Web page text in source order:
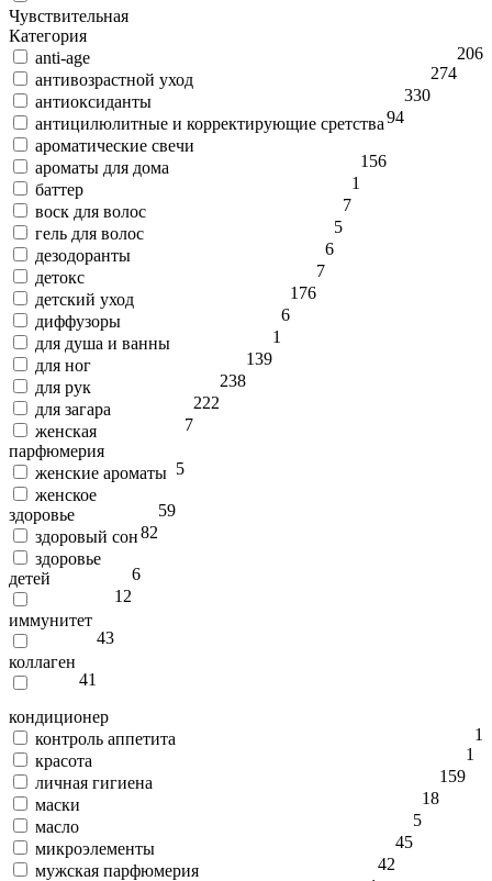
Чувствительная
206
Категория
anti-age
274
антивозрастной уход
330
антиоксиданты
94
антицилюлитные и корректирующие сретства
56
ароматические свечи
1
ароматы для дома
1
баттер
7
воск для волос
5
гель для волос
6
дезодоранты
7
детокс
176
детский уход
6
диффузоры
1
для душа и ванны
139
для ног
238
для рук
222
для загара
7
женская
парфюмерия
5
женские ароматы
59
женское
здоровье
82
здоровый сон
6
здоровье
детей
12
иммунитет
43
коллаген
41
кондиционер
1
контроль аппетита
1
красота
159
личная гигиена
18
маски
5
масло
45
микроэлементы
42
мужская парфюмерия